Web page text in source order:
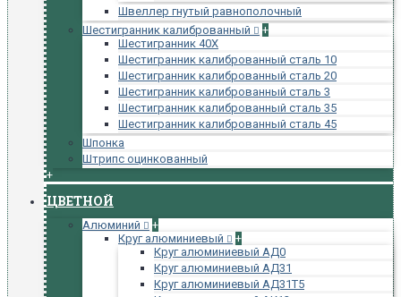
Швеллер гнутый равнополочный
Шестигранник калиброванный
+
Шестигранник 40Х
Шестигранник калиброванный сталь 10
Шестигранник калиброванный сталь 20
Шестигранник калиброванный сталь 3
Шестигранник калиброванный сталь 35
Шестигранник калиброванный сталь 45
Шпонка
Штрипс оцинкованный
+
ЦВЕТНОЙ
Алюминий
+
Круг алюминиевый
+
Круг алюминиевый АД0
Круг алюминиевый АД31
Круг алюминиевый АД31Т5